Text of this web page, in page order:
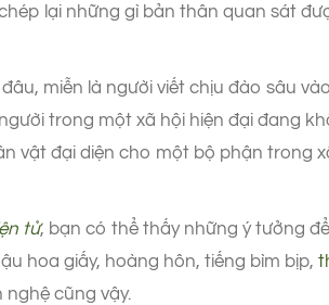
lại những gì bản thân quan sát
miễn là người viết chịu đào sâu
trong một xã hội hiện đại đang
vật đại diện cho một bộ phận trong
tử, bạn có thể thấy những ý tưởng
hoa giấy, hoàng hôn, tiếng bìm bịp,
cũng vậy.